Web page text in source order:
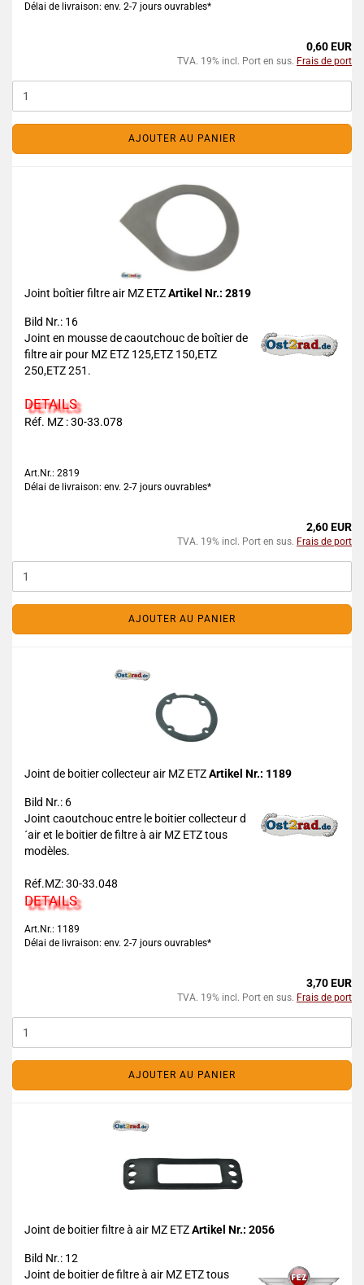
Délai de livraison: env. 2-7 jours ouvrables*
0,60 EUR
TVA. 19% incl. Port en sus. Frais de port
AJOUTER AU PANIER
Joint boîtier filtre air MZ ETZArtikel Nr.: 2819
Bild Nr.: 16
Joint en mousse de caoutchouc de boîtier de
filtre air pour MZ ETZ 125,ETZ 150,ETZ
250,ETZ 251.
DETAILS
Réf. MZ : 30-33.078
Art.Nr.: 2819
Délai de livraison: env. 2-7 jours ouvrables*
2,60 EUR
TVA. 19% incl. Port en sus. Frais de port
AJOUTER AU PANIER
Joint de boitier collecteur air MZ ETZArtikel Nr.: 1189
Bild Nr.: 6
Joint caoutchouc entre le boitier collecteur d
´air et le boitier de filtre à air MZ ETZ tous
modèles.
Réf.MZ: 30-33.048
DETAILS
Art.Nr.: 1189
Délai de livraison: env. 2-7 jours ouvrables*
3,70 EUR
TVA. 19% incl. Port en sus. Frais de port
AJOUTER AU PANIER
Joint de boitier filtre à air MZ ETZArtikel Nr.: 2056
Bild Nr.: 12
Joint de boitier de filtre à air MZ ETZ tous